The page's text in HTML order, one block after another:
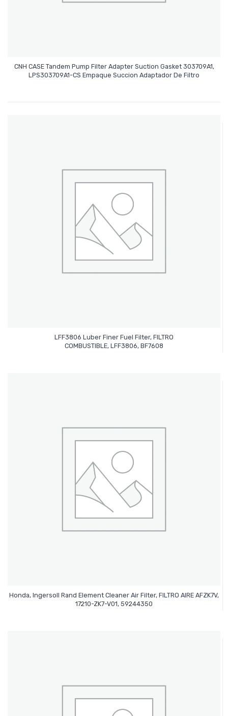
CNH CASE Tandem Pump Filter Adapter Suction Gasket 303709A1,
LPS303709A1-CS Empaque Succion Adaptador De Filtro
Leer Más
LFF3806 Luber Finer Fuel Filter, FILTRO
COMBUSTIBLE, LFF3806, BF7608
Leer Más
Honda, Ingersoll Rand Element Cleaner Air Filter, FILTRO AIRE AFZK7V,
17210-ZK7-V01, 59244350
Leer Más